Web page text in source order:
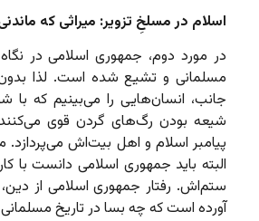
اسلام در مسلخِ تزویر: میراثی که
در مورد دوم، جمهوری اسلامی در
مسلمانی و تشیع شده است. لذا
جانب، انسان‌هایی را می‌بینیم که
شیعه بودن رگ‌های گردن قوی
پیامبر اسلام و اهل بیت‌اش
البته باید جمهوری اسلامی دانست با
ستم‌اش. رفتار جمهوری اسلامی از
آورده است که چه بسا در تاریخ